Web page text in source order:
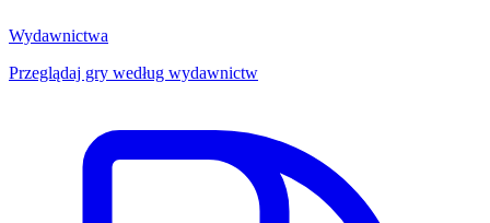
Wydawnictwa
Przeglądaj gry według wydawnictw